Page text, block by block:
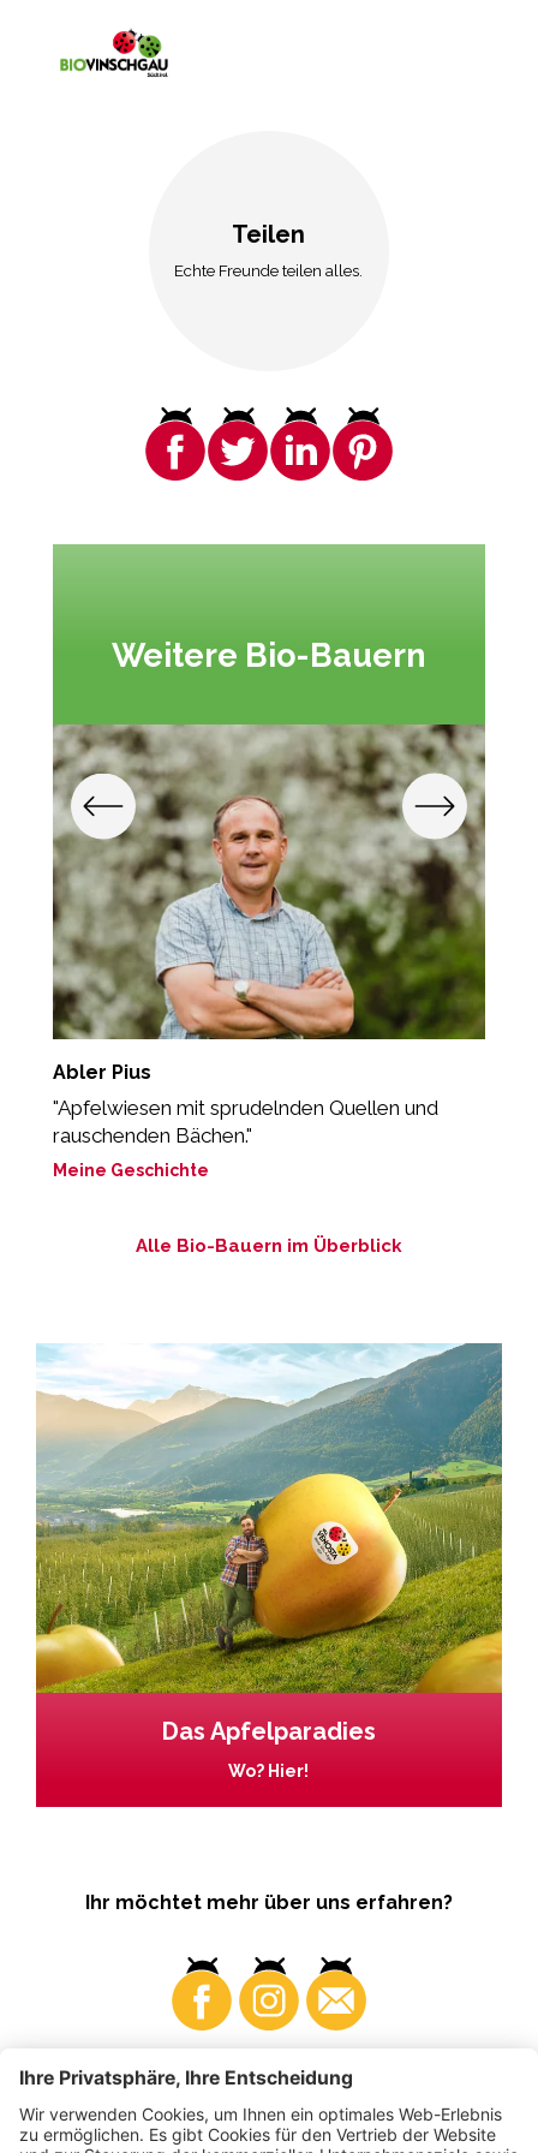
Teilen
Echte Freunde teilen alles.
Weitere Bio-Bauern
Abler Pius
"Apfelwiesen mit sprudelnden Quellen und
rauschenden Bächen."
Meine Geschichte
Alle Bio-Bauern im Überblick
Das Apfelparadies
Wo? Hier!
Ihr möchtet mehr über uns erfahren?
Business Produzenten